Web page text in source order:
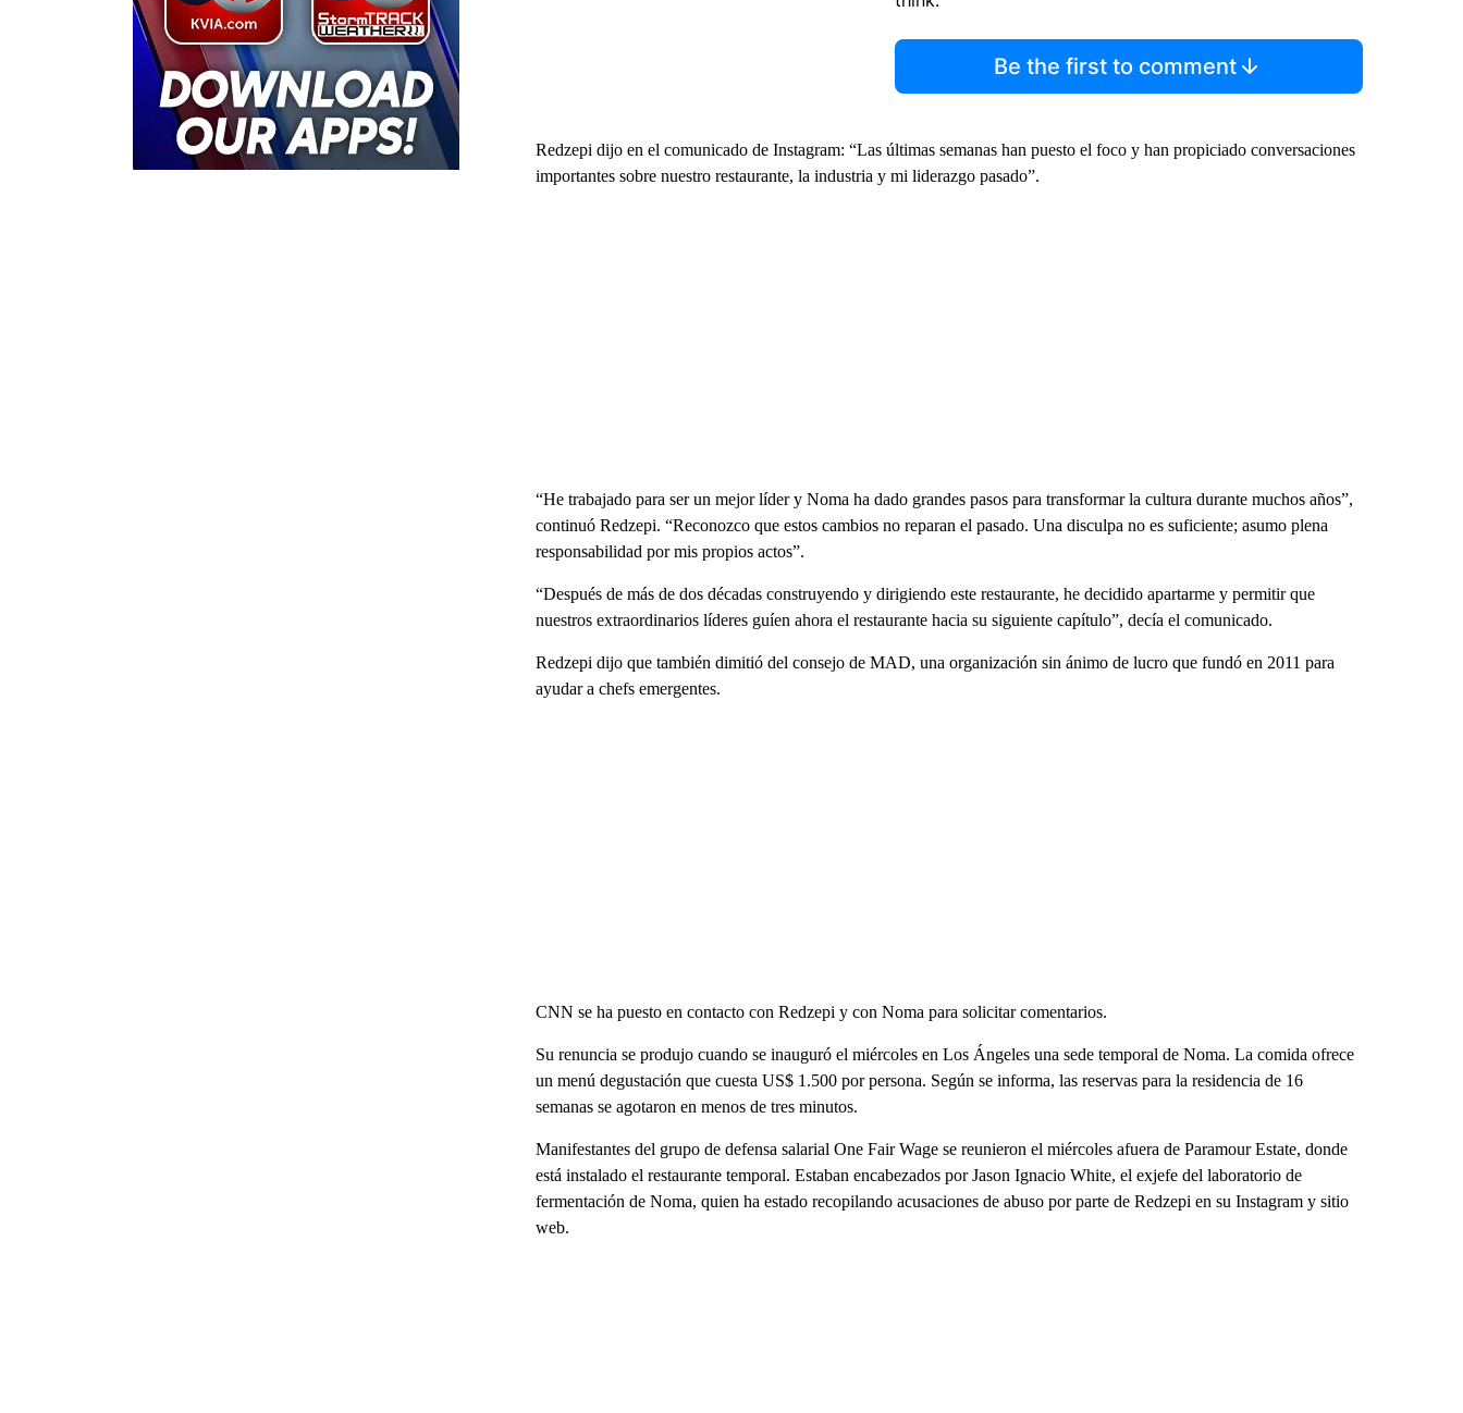
Be the first to comment
Redzepi dijo en el comunicado de Instagram: “Las últimas semanas han puesto el foco y han propiciado conversaciones
importantes sobre nuestro restaurante, la industria y mi liderazgo pasado”.
“He trabajado para ser un mejor líder y Noma ha dado grandes pasos para transformar la cultura durante muchos años”,
continuó Redzepi. “Reconozco que estos cambios no reparan el pasado. Una disculpa no es suficiente; asumo plena
responsabilidad por mis propios actos”.
“Después de más de dos décadas construyendo y dirigiendo este restaurante, he decidido apartarme y permitir que
nuestros extraordinarios líderes guíen ahora el restaurante hacia su siguiente capítulo”, decía el comunicado.
Redzepi dijo que también dimitió del consejo de MAD, una organización sin ánimo de lucro que fundó en 2011 para
ayudar a chefs emergentes.
CNN se ha puesto en contacto con Redzepi y con Noma para solicitar comentarios.
Su renuncia se produjo cuando se inauguró el miércoles en Los Ángeles una sede temporal de Noma. La comida ofrece
un menú degustación que cuesta US$ 1.500 por persona. Según se informa, las reservas para la residencia de 16
semanas se agotaron en menos de tres minutos.
Manifestantes del grupo de defensa salarial One Fair Wage se reunieron el miércoles afuera de Paramour Estate, donde
está instalado el restaurante temporal. Estaban encabezados por Jason Ignacio White, el exjefe del laboratorio de
fermentación de Noma, quien ha estado recopilando acusaciones de abuso por parte de Redzepi en su Instagram y sitio
web.